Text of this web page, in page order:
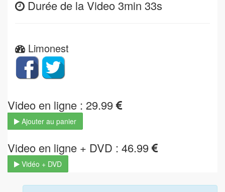
Durée de la Video 3min 33s
Limonest
Video en ligne : 29.99
Ajouter au panier
Video en ligne + DVD : 46.99
Vidéo + DVD